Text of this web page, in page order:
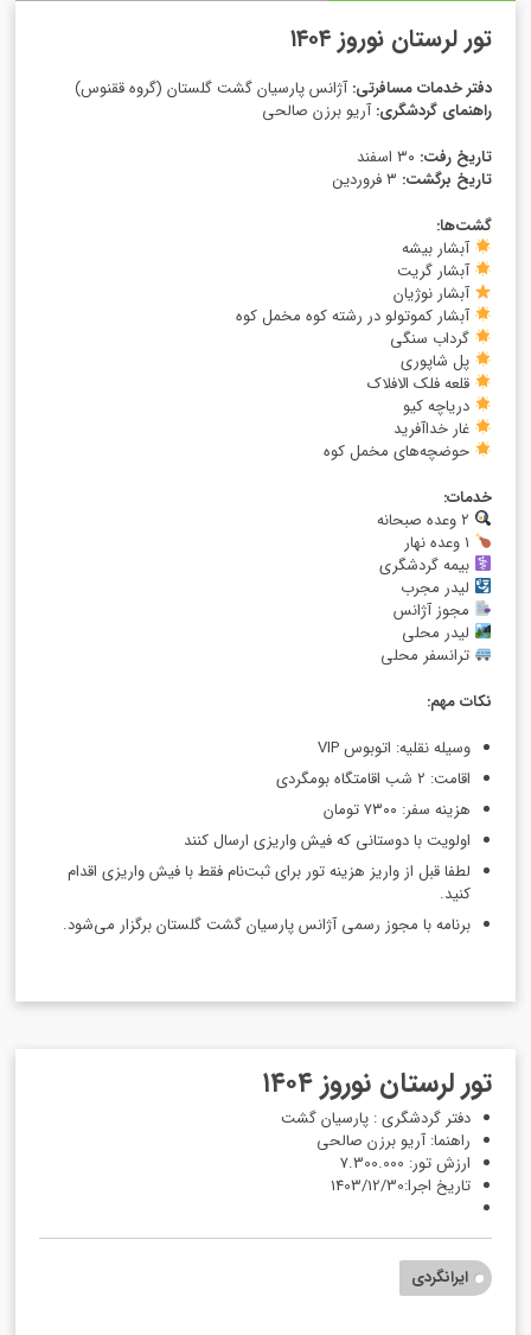
تور لرستان نوروز ۱۴۰۴
دفتر خدمات مسافرتی:آژانس پارسیان گشت گلستان (گروه ققنوس)
راهنمای گردشگری:آریو برزن صالحی
تاریخ رفت:
تاریخ برگشت:
گشت‌ها:
آبشار بیشه
آبشار گریت
آبشار نوژیان
آبشار کموتولو در رشته کوه مخمل کوه
گرداب سنگی
پل شاپوری
قلعه فلک الافلاک
دریاچه کیو
غار خداآفرید
حوضچه‌های مخمل کوه
خدمات:
بیمه گردشگری
لیدر مجرب
مجوز آژانس
لیدر محلی
ترانسفر محلی
نکات مهم:
وسیله نقلیه: اتوبوس VIP
اقامت: ۲ شب اقامتگاه بومگردی
هزینه سفر: ۷۳۰۰ تومان
اولویت با دوستانی که فیش واریزی ارسال کنند
لطفا قبل از واریز هزینه تور برای ثبت‌نام فقط با فیش واریزی اقدام
کنید.
برنامه با مجوز رسمی آژانس پارسیان گشت گلستان برگزار می‌شود.
تور لرستان نوروز ۱۴۰۴
دفتر گردشگری : پارسیان گشت
راهنما: آریو برزن صالحی
ارزش تور: 7.300.000
تاریخ اجرا:1403/12/30
ایرانگردی